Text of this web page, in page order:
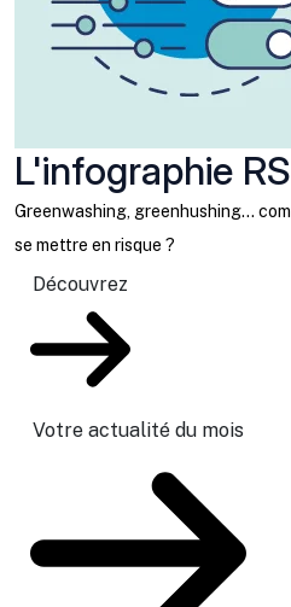
L'infographie
Greenwashing, greenhushing…
se mettre en risque ?
Découvrez
Votre actualité du mois